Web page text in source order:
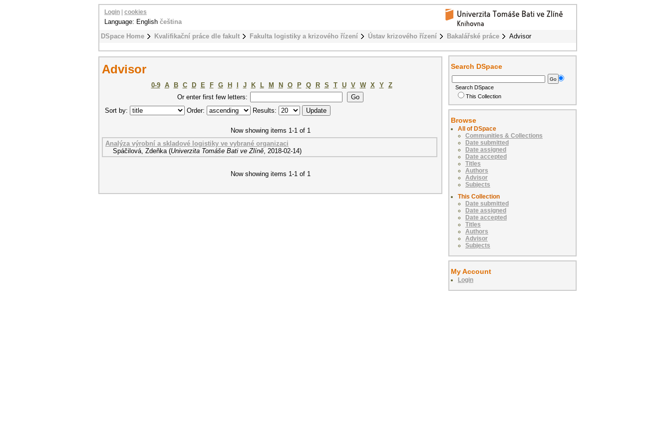
DSpace Home Kvalifikační práce dle fakult Fakulta logistiky a krizového řízení Ústav krizového řízení Bakalářské práce Advisor
Login cookies
Language: English čeština
Advisor
0-9 A B C D E F G H J K L M N O P Q R S T U V W X Y
Z
Or enter first few letters:
Sort by:
Order: Results:
Now showing items 1-1 of 1
Analýza výrobní a skladové logistiky ve vybrané organizaci
Spáčilová, Zdeňka (Univerzita Tomáše Bati ve Zlíně, 2018-02-14)
Now showing items 1-1 of 1
Search DSpace
Search DSpace
This Collection
Browse
All of DSpace
Communities & Collections
Date submitted
Date assigned
Date accepted
Titles
Authors
Advisor
Subjects
This Collection
Date submitted
Date assigned
Date accepted
Titles
Authors
Advisor
Subjects
My Account
Login